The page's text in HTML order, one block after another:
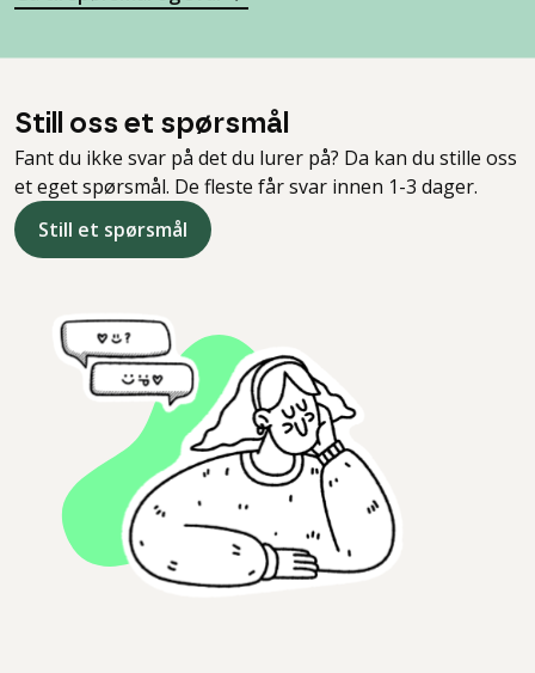
Still oss et spørsmål
Fant du ikke svar på det du lurer på? Da kan du stille oss
et eget spørsmål. De fleste får svar innen 1-3 dager.
Still et spørsmål